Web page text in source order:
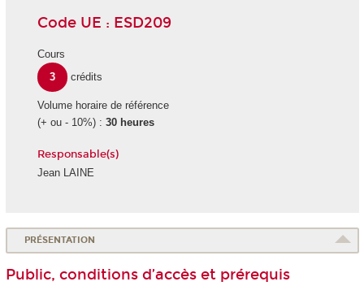
Code UE : ESD209
Cours
3
crédits
Volume horaire de référence
(+ ou - 10%) : 30 heures
Responsable(s)
Jean LAINE
PRÉSENTATION
Public, conditions d’accès et prérequis